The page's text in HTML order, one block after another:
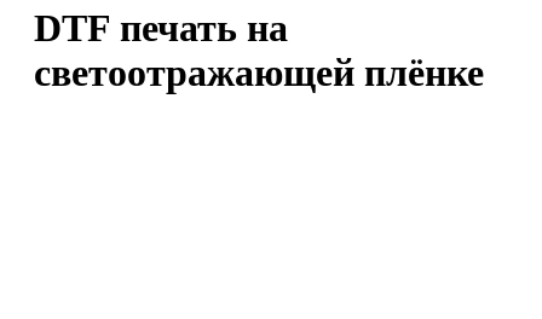
DTF печать на
светоотражающей плёнке